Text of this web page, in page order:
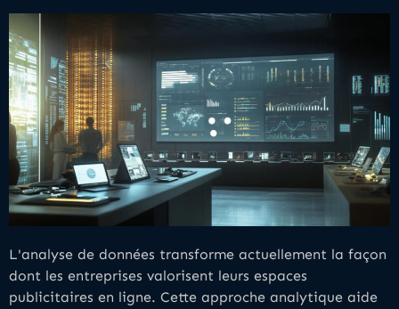
L'analyse de données transforme actuellement la façon
dont les entreprises valorisent leurs espaces
publicitaires en ligne. Cette approche analytique aide